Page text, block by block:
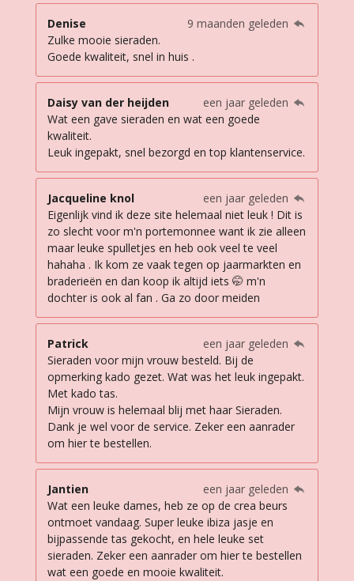
Denise
9 maanden geleden
Zulke mooie sieraden.
Goede kwaliteit, snel in huis .
Daisy van der heijden
een jaar geleden
Wat een gave sieraden en wat een goede
kwaliteit.
Leuk ingepakt, snel bezorgd en top klantenservice.
Jacqueline knol
een jaar geleden
Eigenlijk vind ik deze site helemaal niet leuk ! Dit is
zo slecht voor m'n portemonnee want ik zie alleen
maar leuke spulletjes en heb ook veel te veel
hahaha . Ik kom ze vaak tegen op jaarmarkten en
braderieën en dan koop ik altijd iets 🤭 m'n
dochter is ook al fan . Ga zo door meiden
Patrick
een jaar geleden
Sieraden voor mijn vrouw besteld. Bij de
opmerking kado gezet. Wat was het leuk ingepakt.
Met kado tas.
Mijn vrouw is helemaal blij met haar Sieraden.
Dank je wel voor de service. Zeker een aanrader
om hier te bestellen.
Jantien
een jaar geleden
Wat een leuke dames, heb ze op de crea beurs
ontmoet vandaag. Super leuke ibiza jasje en
bijpassende tas gekocht, en hele leuke set
sieraden. Zeker een aanrader om hier te bestellen
wat een goede en mooie kwaliteit.